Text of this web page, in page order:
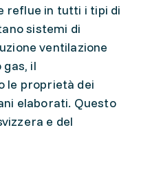
reflue in tutti i tipi di
sistemi di
ventilazione
il
le proprietà dei
elaborati. Questo
e del